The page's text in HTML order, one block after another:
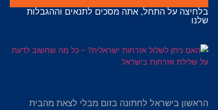
בלחיצה על התחל, אתה מסכים לתנאים וההגבלות
שלנו
הראשון בישראל לחתונה בזום מבלי לצאת מהבית